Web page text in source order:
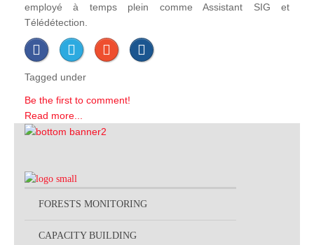
employé à temps plein comme Assistant SIG et
Télédétection.
Tagged under
Be the first to comment!
Read more...
FORESTS MONITORING
CAPACITY BUILDING